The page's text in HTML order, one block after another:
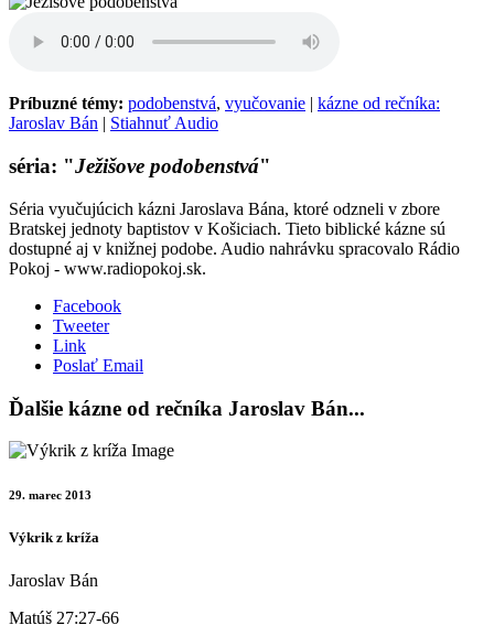
Príbuzné témy: podobenstvá, vyučovanie | kázne od rečníka:
Jaroslav Bán | Stiahnuť Audio
séria: "Ježišove podobenstvá"
Séria vyučujúcich kázni Jaroslava Bána, ktoré odzneli v zbore
Bratskej jednoty baptistov v Košiciach. Tieto biblické kázne sú
dostupné aj v knižnej podobe. Audio nahrávku spracovalo Rádio
Pokoj - www.radiopokoj.sk.
Facebook
Tweeter
Link
Poslať Email
Ďalšie kázne od rečníka Jaroslav Bán...
29. marec 2013
Výkrik z kríža
Jaroslav Bán
Matúš 27:27-66